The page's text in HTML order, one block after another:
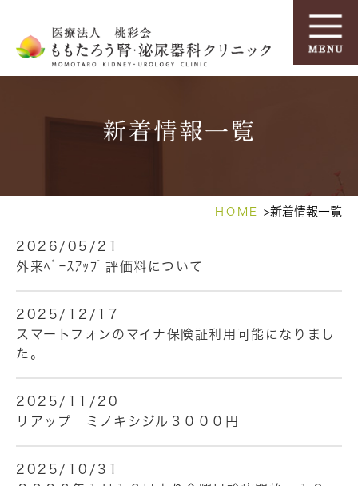
新着情報一覧
HOME 新着情報一覧
2026/05/21
外来ﾍﾞｰｽｱｯﾌﾟ評価料について
2025/12/17
スマートフォンのマイナ保険証利用可能になりまし
た。
2025/11/20
リアップ ミノキシジル３０００円
2025/10/31